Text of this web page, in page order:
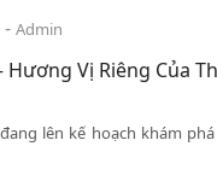
- Admin
Vị Riêng Của
lên kế hoạch khám